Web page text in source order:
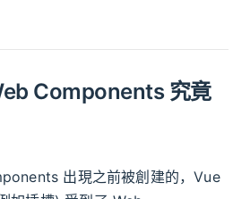
Components 究竟
出現之前被創建的，Vue